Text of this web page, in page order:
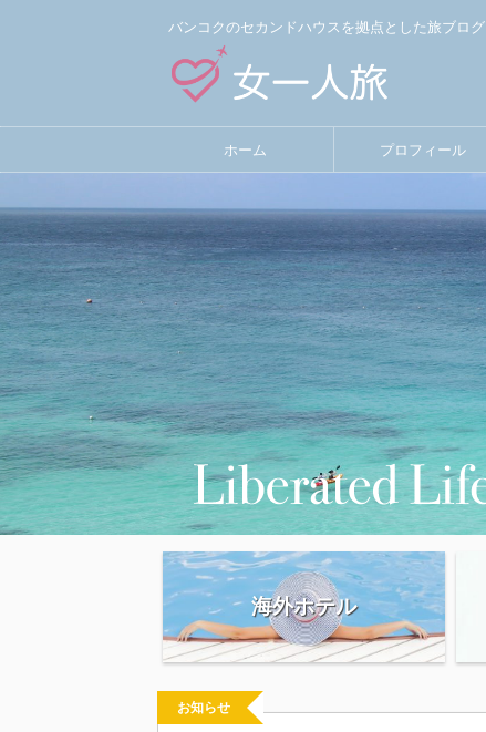
バンコクのセカンドハウスを拠点とした旅ブログ
ホーム プロフィール
海外ホテル
お知らせ